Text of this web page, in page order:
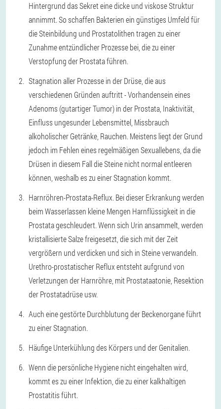
Hintergrund das Sekret eine dicke und viskose Struktur
annimmt. So schaffen Bakterien ein günstiges Umfeld für
die Steinbildung und Prostatolithen tragen zu einer
Zunahme entzündlicher Prozesse bei, die zu einer
Verstopfung der Prostata führen.
Stagnation aller Prozesse in der Drüse, die aus
verschiedenen Gründen auftritt - Vorhandensein eines
Adenoms (gutartiger Tumor) in der Prostata, Inaktivität,
Einfluss ungesunder Lebensmittel, Missbrauch
alkoholischer Getränke, Rauchen. Meistens liegt der Grund
jedoch im Fehlen eines regelmäßigen Sexuallebens, da die
Drüsen in diesem Fall die Steine nicht normal entleeren
können, weshalb es zu einer Stagnation kommt.
Harnröhren-Prostata-Reflux. Bei dieser Erkrankung werden
beim Wasserlassen kleine Mengen Harnflüssigkeit in die
Prostata geschleudert. Wenn sich Urin ansammelt, werden
kristallisierte Salze freigesetzt, die sich mit der Zeit
vergrößern und verdicken und sich in Steine verwandeln.
Urethro-prostatischer Reflux entsteht aufgrund von
Verletzungen der Harnröhre, mit Prostataatonie, Resektion
der Prostatadrüse usw.
Auch eine gestörte Durchblutung der Beckenorgane führt
zu einer Stagnation.
Häufige Unterkühlung des Körpers und der Genitalien.
Wenn die persönliche Hygiene nicht eingehalten wird,
kommt es zu einer Infektion, die zu einer kalkhaltigen
Prostatitis führt.